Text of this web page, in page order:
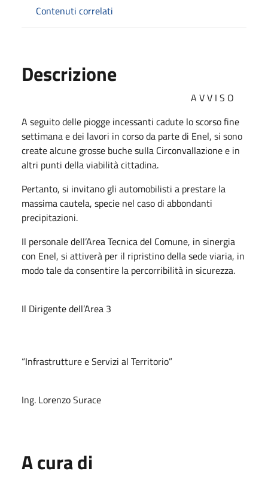
Contenuti correlati
Descrizione
A V V I S O
A seguito delle piogge incessanti cadute lo scorso fine
settimana e dei lavori in corso da parte di Enel, si sono
create alcune grosse buche sulla Circonvallazione e in
altri punti della viabilità cittadina.
Pertanto, si invitano gli automobilisti a prestare la
massima cautela, specie nel caso di abbondanti
precipitazioni.
Il personale dell’Area Tecnica del Comune, in sinergia
con Enel, si attiverà per il ripristino della sede viaria, in
modo tale da consentire la percorribilità in sicurezza.
Il Dirigente dell’Area 3
“Infrastrutture e Servizi al Territorio”
Ing. Lorenzo Surace
A cura di